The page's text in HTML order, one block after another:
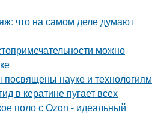
что на самом деле думают
можно
посвящены науке и технологиям
в кератине пугает всех
поло с Ozon - идеальный